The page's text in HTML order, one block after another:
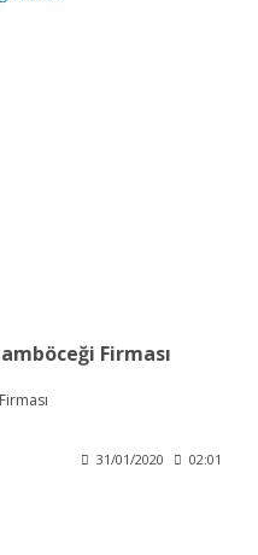
Firması
31/01/2020 02:01